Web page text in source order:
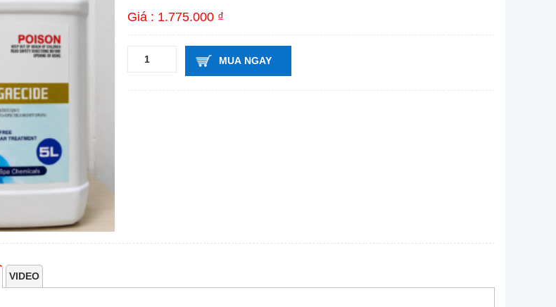
Giá : 1.775.000 ₫
MUA NGAY
VIDEO